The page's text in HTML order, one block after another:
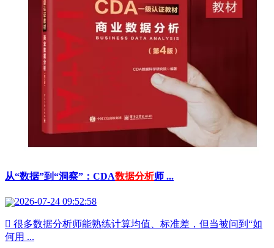
从“数据”到“洞察”：CDA数据分析师 ...
2026-07-24 09:52:58
 很多数据分析师能熟练计算均值、标准差，但当被问到“如
何用 ...